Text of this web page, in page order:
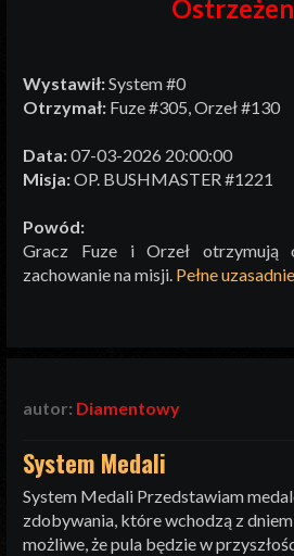
Wystawił:System #0
Otrzymał: Fuze #305, Orzeł #130
Data:07-03-2026 20:00:00
Misja:OP. BUSHMASTER #1221
Powód:
Gracz Fuze i Orzeł otrzymują
zachowanie na misji. Pełne
autor: Diamentowy
System Medali
System Medali Przedstawiam
zdobywania, które wchodzą z
możliwe, że pula będzie w